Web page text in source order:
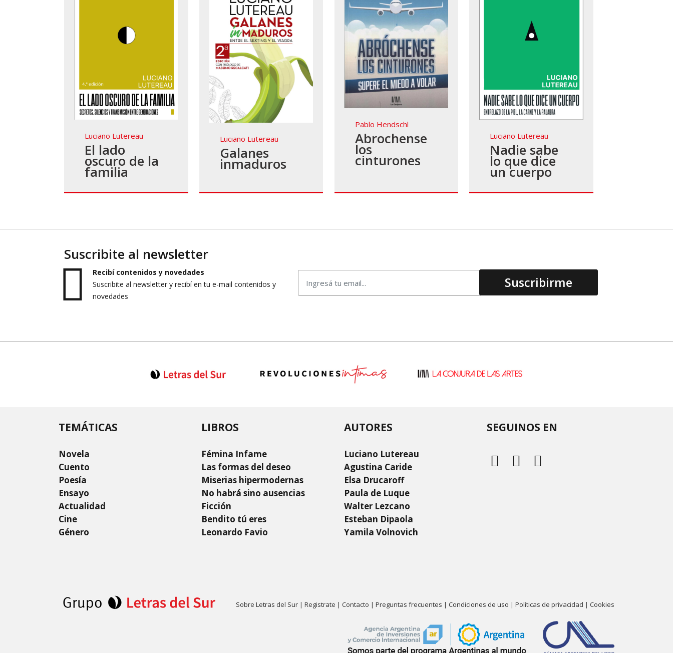
Luciano Lutereau
El lado
oscuro de la
familia
Luciano Lutereau
Galanes
inmaduros
Pablo Hendschl
Abrochense
los
cinturones
Luciano Lutereau
Nadie sabe
lo que dice
un cuerpo
Suscribite al newsletter
Recibí contenidos y novedades
Suscribite al newsletter y recibí en tu e-mail contenidos y
novedades
TEMÁTICAS
Novela
Cuento
Poesía
Ensayo
Actualidad
Cine
Género
LIBROS
Fémina Infame
Las formas del deseo
Miserias hipermodernas
No habrá sino ausencias
Ficción
Bendito tú eres
Leonardo Favio
AUTORES
Luciano Lutereau
Agustina Caride
Elsa Drucaroff
Paula de Luque
Walter Lezcano
Esteban Dipaola
Yamila Volnovich
SEGUINOS EN
Sobre Letras del Sur | Registrate | Contacto | Preguntas frecuentes | Condiciones de uso | Políticas de privacidad | Cookies